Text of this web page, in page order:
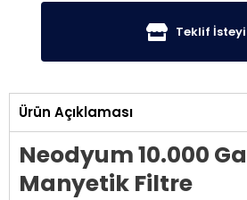
Teklif
Ürün Açıklaması
Neodyum 10.000
Manyetik Filtre